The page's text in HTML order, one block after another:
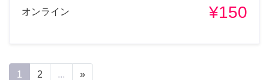
オンライン ¥150
1 2 ... »